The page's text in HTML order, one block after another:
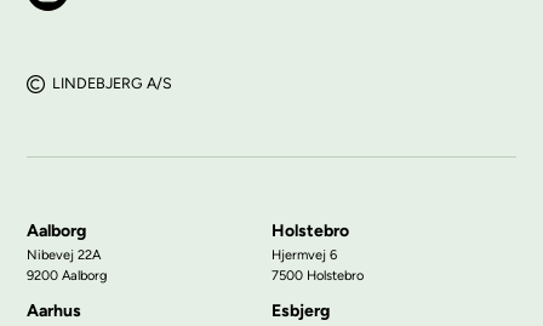
LINDEBJERG A/S
Aalborg
Nibevej 22A
9200 Aalborg
Holstebro
Hjermvej 6
7500 Holstebro
Aarhus Esbjerg